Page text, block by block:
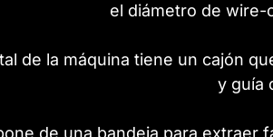
el diámetro de wire-
de la máquina tiene un cajón
y guía